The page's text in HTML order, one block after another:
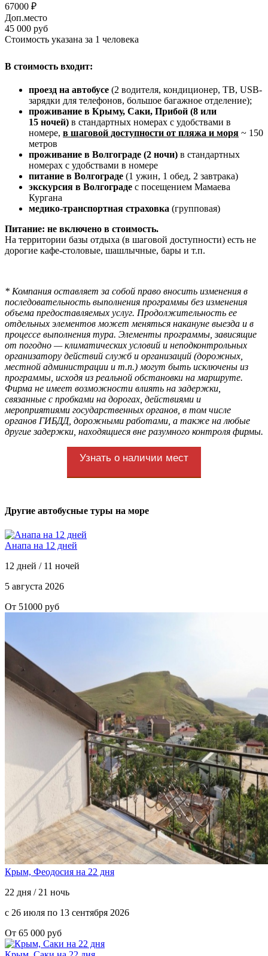
67000 ₽
Доп.место
45 000 руб
Стоимость указана за 1 человека
В стоимость входит:
проезд на автобусе (2 водителя, кондиционер, ТВ, USB-
зарядки для телефонов, большое багажное отделение);
проживание в Крыму, Саки, Прибой (8 или
15 ночей) в стандартных номерах с удобствами в
номере, в шаговой доступности от пляжа и моря ~ 150
метров
проживание в Волгограде (2 ночи) в стандартных
номерах с удобствами в номере
питание в Волгограде (1 ужин, 1 обед, 2 завтрака)
экскурсия в Волгограде с посещением Мамаева
Кургана
медико-транспортная страховка (групповая)
Питание: не включено в стоимость.
На территории базы отдыха (в шаговой доступности) есть не
дорогие кафе-столовые, шашлычные, бары и т.п.
* Компания оставляет за собой право вносить изменения в
последовательность выполнения программы без изменения
объема предоставляемых услуг. Продолжительность ее
отдельных элементов может меняться накануне выезда и в
процессе выполнения тура. Элементы программы, зависящие
от погодно — климатических условий и неподконтрольных
организатору действий служб и организаций (дорожных,
местной администрации и т.п.) могут быть исключены из
программы, исходя из реальной обстановки на маршруте.
Фирма не имеет возможности влиять на задержки,
связанные с пробками на дорогах, действиями и
мероприятиями государственных органов, в том числе
органов ГИБДД, дорожными работами, а также на любые
другие задержки, находящиеся вне разумного контроля фирмы.
Узнать о наличии мест
Другие автобусные туры на море
Анапа на 12 дней
12 дней / 11 ночей
5 августа 2026
От 51000 руб
Крым, Феодосия на 22 дня
22 дня / 21 ночь
с 26 июля по 13 сентября 2026
От 65 000 руб